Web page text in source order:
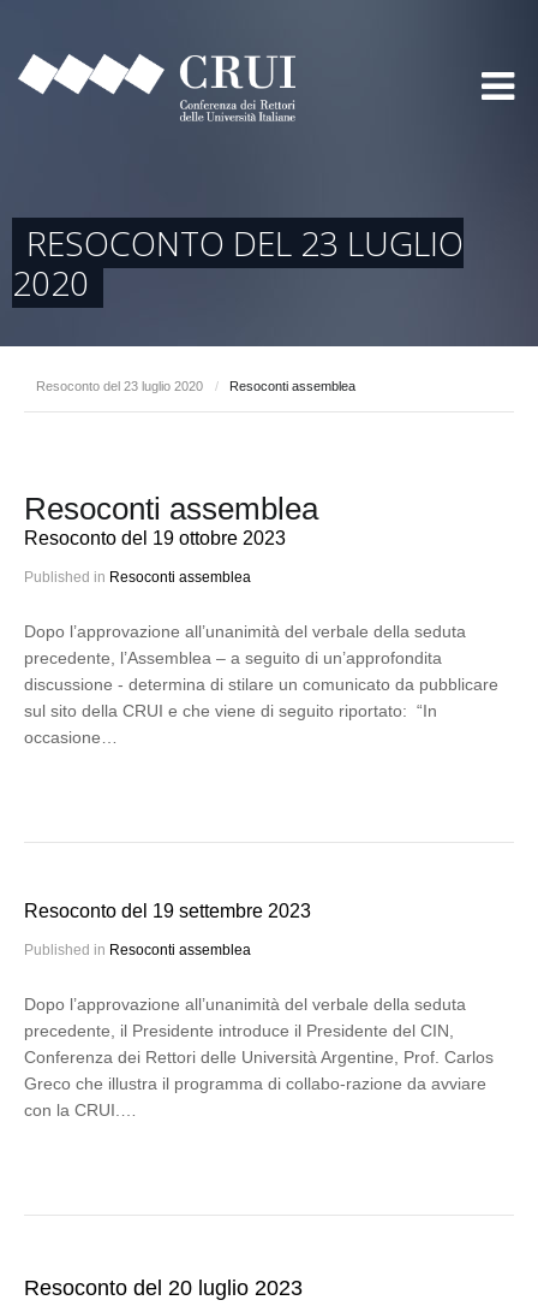
RESOCONTO DEL 23 LUGLIO
2020
Resoconto del 23 luglio 2020 / Resoconti assemblea
Resoconti assemblea
Resoconto del 19 ottobre 2023
Published in Resoconti assemblea
Dopo l’approvazione all’unanimità del verbale della seduta
precedente, l’Assemblea – a seguito di un’approfondita
discussione - determina di stilare un comunicato da pubblicare
sul sito della CRUI e che viene di seguito riportato: “In
occasione…
Resoconto del 19 settembre 2023
Published in Resoconti assemblea
Dopo l’approvazione all’unanimità del verbale della seduta
precedente, il Presidente introduce il Presidente del CIN,
Conferenza dei Rettori delle Università Argentine, Prof. Carlos
Greco che illustra il programma di collabo-razione da avviare
con la CRUI.…
Resoconto del 20 luglio 2023